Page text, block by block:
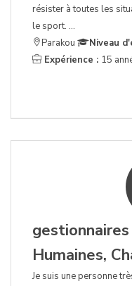
résister à toutes les
le sport. ...
Parakou
Niveau
Expérience : 15
Humaines,
Je suis une personne